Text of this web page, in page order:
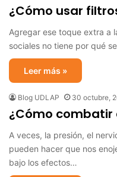
¿Cómo usar
Agregar ese toque extra a
sociales no tiene por qué
Leer más »
Blog UDLAP 30 octubre,
¿Cómo combatir
A veces, la presión, el
pueden hacer que nos
bajo los efectos…